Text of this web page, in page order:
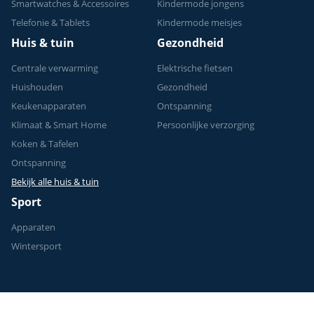
Smartwatches & Accessoires
Telefonie & Tablets
Kindermode jongens
Kindermode meisjes
Huis & tuin
Centrale verwarming
Huishouden
Keukenapparaten
Klimaat & Smart Home
Koken & Tafelen
Ontspanning
Bekijk alle huis & tuin
Gezondheid
Elektrische fietsen
Gezondheid
Ontspanning
Persoonlijke verzorging
Sport
Apparaten
Wintersport